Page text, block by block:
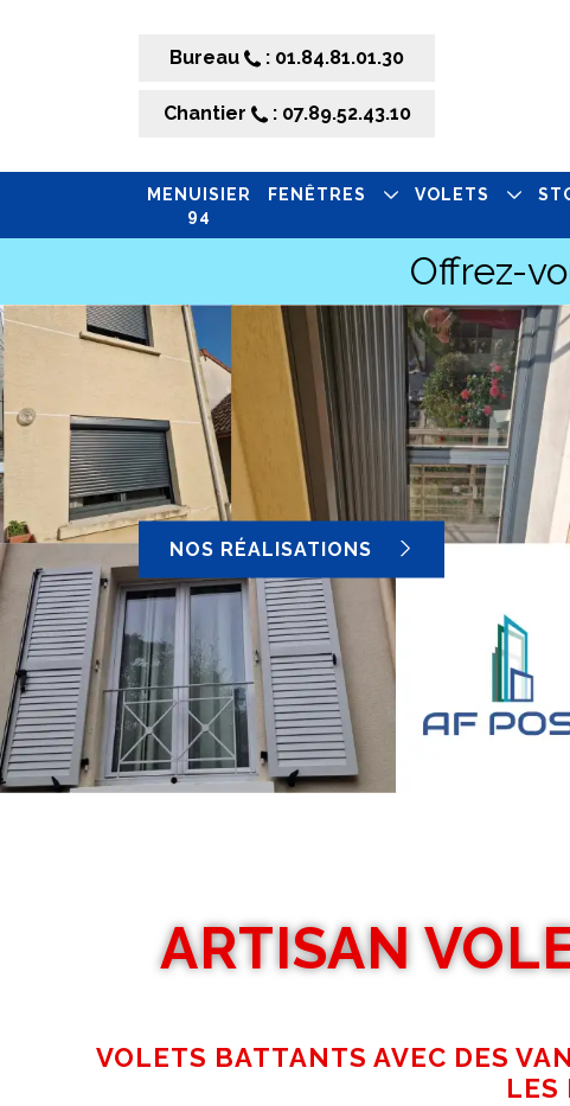
Bureau : 01.84.81.01.30
Chantier : 07.89.52.43.10
MENUISIER
94
FENÊTRES VOLETS
Offrez-
NOS RÉALISATIONS
ARTISAN
VOLETS BATTANTS AVEC DES
LES